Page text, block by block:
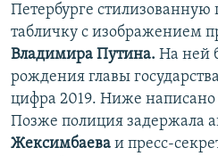
Петербурге стилизованную
табличку с изображением
Владимира Путина. На ней
рождения главы
цифра 2019. Ниже написано
Позже полиция задержала
Жексимбаева и пресс-